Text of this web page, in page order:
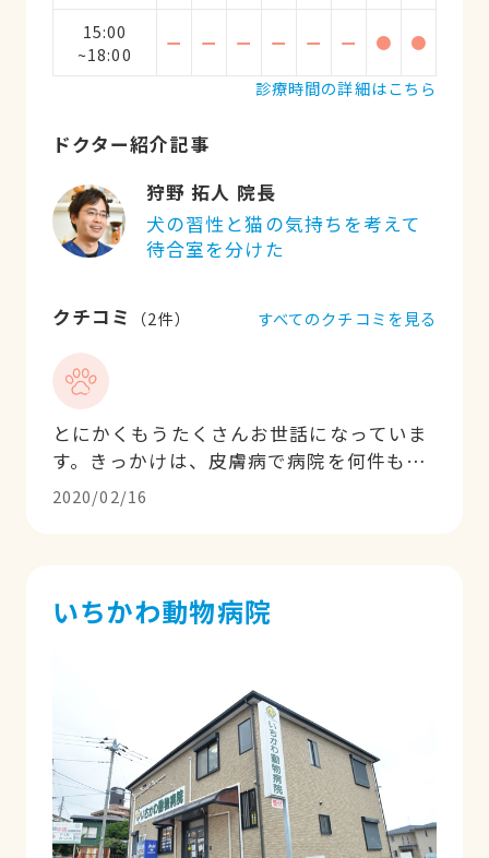
15:00
~18:00
ー ー ー ー ー ー ●
●
診療時間の詳細はこちら
ドクター紹介記事
狩野 拓人 院長
犬の習性と猫の気持ちを考えて
待合室を分けた
クチコミ （2件）
とにかくもうたくさんお世話になっていま
す。きっかけは、皮膚病で病院を何件も渡
り歩いていた友達ワンコが、狩野先生のと
ころで良くなった！と教えてもらった事で
いてくれる姿勢、飼い主がペットに対して
すべき事をきちんと説明してくれる優しさ
2020/02/16
すべてのクチコミを見る
いちかわ動物病院